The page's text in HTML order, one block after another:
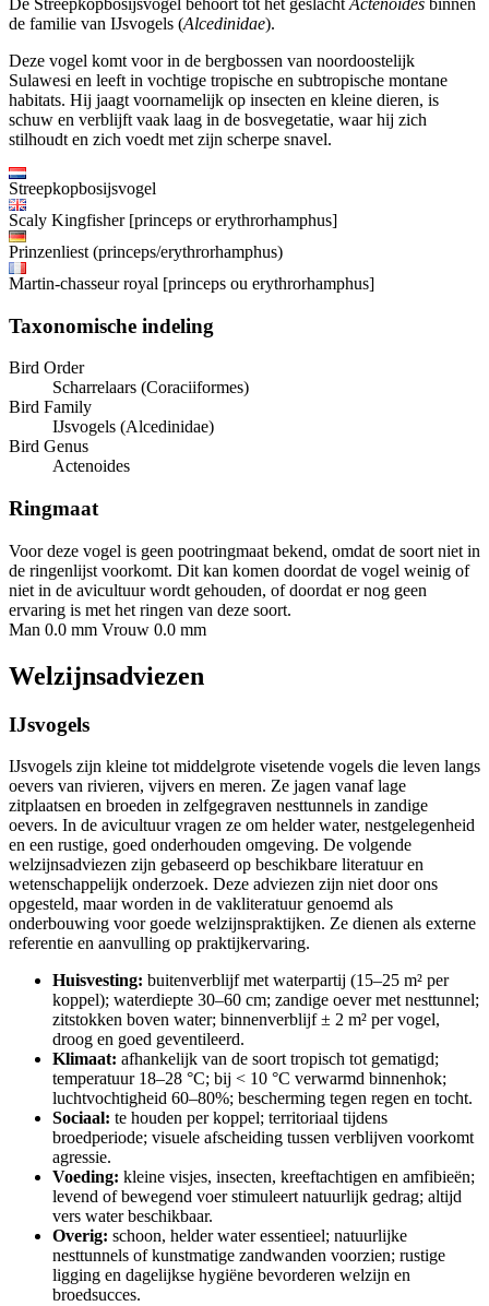
De Streepkopbosijsvogel behoort tot het geslacht Actenoides binnen
de familie van IJsvogels (Alcedinidae).
Deze vogel komt voor in de bergbossen van noordoostelijk
Sulawesi en leeft in vochtige tropische en subtropische montane
habitats. Hij jaagt voornamelijk op insecten en kleine dieren, is
schuw en verblijft vaak laag in de bosvegetatie, waar hij zich
stilhoudt en zich voedt met zijn scherpe snavel.
Streepkopbosijsvogel
Scaly Kingfisher [princeps or erythrorhamphus]
Prinzenliest (princeps/erythrorhamphus)
Martin-chasseur royal [princeps ou erythrorhamphus]
Taxonomische indeling
Bird Order
Scharrelaars (Coraciiformes)
Bird Family
IJsvogels (Alcedinidae)
Bird Genus
Actenoides
Ringmaat
Voor deze vogel is geen pootringmaat bekend, omdat de soort niet in
de ringenlijst voorkomt. Dit kan komen doordat de vogel weinig of
niet in de avicultuur wordt gehouden, of doordat er nog geen
ervaring is met het ringen van deze soort.
Man 0.0 mm Vrouw 0.0 mm
Welzijnsadviezen
IJsvogels
IJsvogels zijn kleine tot middelgrote visetende vogels die leven langs
oevers van rivieren, vijvers en meren. Ze jagen vanaf lage
zitplaatsen en broeden in zelfgegraven nesttunnels in zandige
oevers. In de avicultuur vragen ze om helder water, nestgelegenheid
en een rustige, goed onderhouden omgeving. De volgende
welzijnsadviezen zijn gebaseerd op beschikbare literatuur en
wetenschappelijk onderzoek. Deze adviezen zijn niet door ons
opgesteld, maar worden in de vakliteratuur genoemd als
onderbouwing voor goede welzijnspraktijken. Ze dienen als externe
referentie en aanvulling op praktijkervaring.
Huisvesting: buitenverblijf met waterpartij (15–25 m² per
koppel); waterdiepte 30–60 cm; zandige oever met nesttunnel;
zitstokken boven water; binnenverblijf ± 2 m² per vogel,
droog en goed geventileerd.
Klimaat: afhankelijk van de soort tropisch tot gematigd;
temperatuur 18–28 °C; bij < 10 °C verwarmd binnenhok;
luchtvochtigheid 60–80%; bescherming tegen regen en tocht.
Sociaal: te houden per koppel; territoriaal tijdens
broedperiode; visuele afscheiding tussen verblijven voorkomt
agressie.
Voeding: kleine visjes, insecten, kreeftachtigen en amfibieën;
levend of bewegend voer stimuleert natuurlijk gedrag; altijd
vers water beschikbaar.
Overig: schoon, helder water essentieel; natuurlijke
nesttunnels of kunstmatige zandwanden voorzien; rustige
ligging en dagelijkse hygiëne bevorderen welzijn en
broedsucces.